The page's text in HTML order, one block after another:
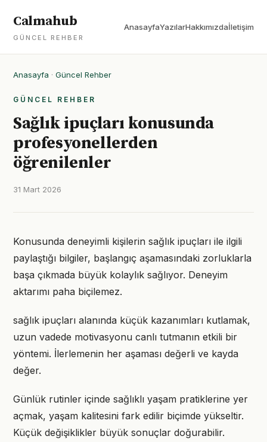
Calmahub
GÜNCEL REHBER
AnasayfaYazılarHakkımızdaİletişim
Anasayfa · Güncel Rehber
GÜNCEL REHBER
Sağlık ipuçları konusunda
profesyonellerden
öğrenilenler
31 Mart 2026
Konusunda deneyimli kişilerin sağlık ipuçları ile ilgili
paylaştığı bilgiler, başlangıç aşamasındaki zorluklarla
başa çıkmada büyük kolaylık sağlıyor. Deneyim
aktarımı paha biçilemez.
sağlık ipuçları alanında küçük kazanımları kutlamak,
uzun vadede motivasyonu canlı tutmanın etkili bir
yöntemi. İlerlemenin her aşaması değerli ve kayda
değer.
Günlük rutinler içinde sağlıklı yaşam pratiklerine yer
açmak, yaşam kalitesini fark edilir biçimde yükseltir.
Küçük değişiklikler büyük sonuçlar doğurabilir.